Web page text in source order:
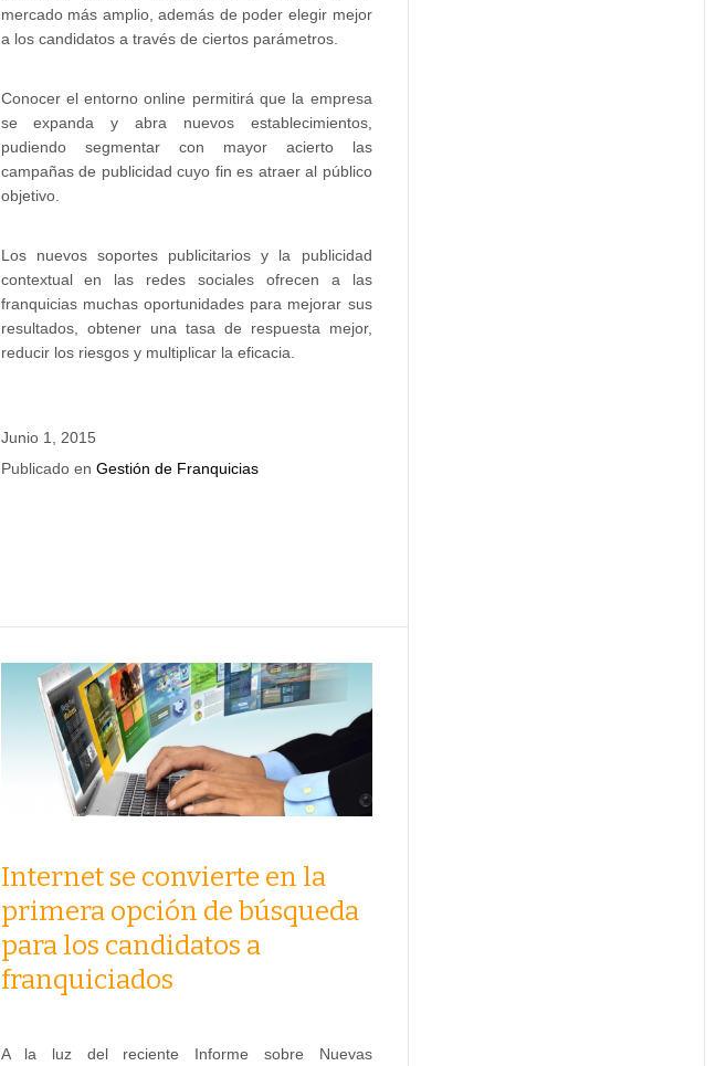
mercado más amplio, además de poder elegir mejor
a los candidatos a través de ciertos parámetros.
Conocer el entorno online permitirá que la empresa
se expanda y abra nuevos establecimientos,
pudiendo segmentar con mayor acierto las
campañas de publicidad cuyo fin es atraer al público
objetivo.
Los nuevos soportes publicitarios y la publicidad
contextual en las redes sociales ofrecen a las
franquicias muchas oportunidades para mejorar sus
resultados, obtener una tasa de respuesta mejor,
reducir los riesgos y multiplicar la eficacia.
Junio 1, 2015
Publicado en Gestión de Franquicias
Internet se convierte en la
primera opción de búsqueda
para los candidatos a
franquiciados
A la luz del reciente Informe sobre Nuevas